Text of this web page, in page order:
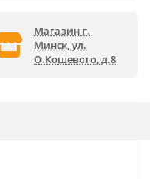
Магазин г.
Минск, ул.
О.Кошевого, д.8